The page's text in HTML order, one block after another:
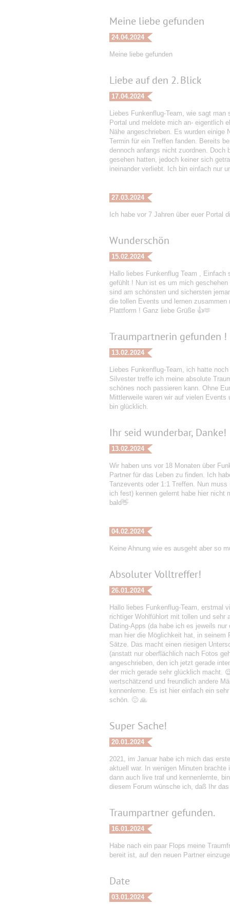
Meine liebe gefunden
24.04.2024
Meine liebe gefunden
Liebe auf den 2. Blick
17.04.2024
Liebes Funkenflug-Team, wie sagt
Portal und meldete mich an- eigentlich
Nähe angeschrieben. Es wurden
Termin für ein Treffen fanden. Bereits
dennoch anfangs nicht zuordnen.
gesehen hatten, jedoch keiner sich
ineinander verliebt. Ich bin einfach nur
27.03.2024
Ich habe vor 7 Jahren über euer Portal
Wunderschön
15.02.2024
Hallo liebes Funkenflug Team ,
gefühlt ! Nun ist es um mich
sind am schönsten und sichersten
die tollen Events und lernen
Plattform ! Ganz liebe Grüße 👍🫶
Traumpartnerin gefunden !
13.02.2024
Liebes Funkenflug-Team, ich hatte
Silvester treffe ich meine absolute
schönes noch passieren kann. Ohne
Mittlerweile waren wir auf vielen
bin glücklich.
Ihr seid wunderbar, Danke!
13.02.2024
Wir haben uns vor 18 Monaten über
Partner für das Leben zu finden. Ich
Tanzevents oder 1:1 Treffen. Nun
ich fest) kennen gelernt habe hier nicht
bald👋
04.02.2024
Keine Ahnung wie es ausgeht aber so
Absoluter Volltreffer!
26.01.2024
Hallo liebes Funkenflug-Team, erstmal
richtiger Wohlfühlort mit tollen und sehr
Dating-Apps (da habe ich es jeweils
man hier die Möglichkeit hat, in seinem
Sätze. Das macht einen riesigen
(anstatt nur oberflächlich nach Fotos
angeschrieben, den ich jetzt gerade
der mich gerade sehr glücklich macht.
wertschätzend und freundlich andere
kennenlerne. Es ist hier einfach ein
schön. 🙂 🙏
Super Sache!
20.01.2024
2021, im Januar habe ich mich das
aktuell war. In wenigen Minuten
dann auch live traf und kennenlernte,
diesem Forum wünsche ich, daß Ihr
Traumpartner gefunden.
16.01.2024
Habe nach ein paar Flops meine
bereit ist, auf den neuen Partner
Date
03.01.2024